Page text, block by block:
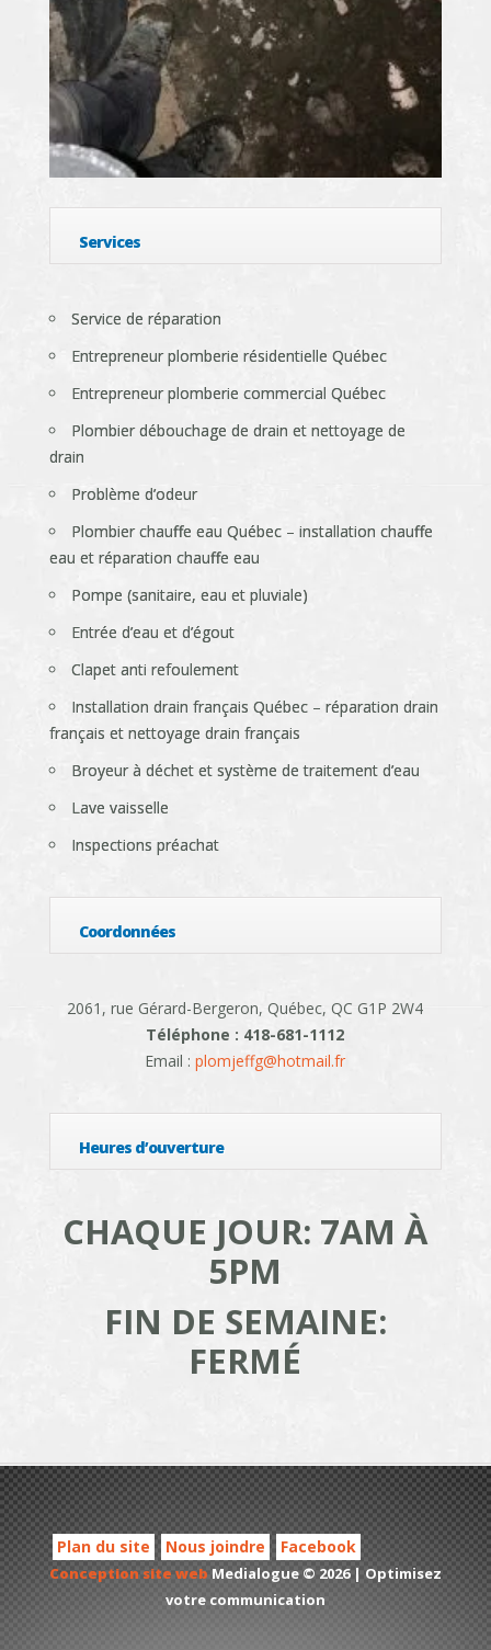
Services
Service de réparation
Entrepreneur plomberie résidentielle Québec
Entrepreneur plomberie commercial Québec
Plombier débouchage de drain et nettoyage de
drain
Problème d’odeur
Plombier chauffe eau Québec – installation chauffe
eau et réparation chauffe eau
Pompe (sanitaire, eau et pluviale)
Entrée d’eau et d’égout
Clapet anti refoulement
Installation drain français Québec – réparation drain
français et nettoyage drain français
Broyeur à déchet et système de traitement d’eau
Lave vaisselle
Inspections préachat
Coordonnées
2061, rue Gérard-Bergeron, Québec, QC G1P 2W4
Téléphone : 418-681-1112
Email :plomjeffg@hotmail.fr
Heures d’ouverture
CHAQUE JOUR: 7AM À
5PM
FIN DE SEMAINE:
FERMÉ
Plan du site Nous joindre Facebook
Conception site web Medialogue © 2026 | Optimisez
votre communication